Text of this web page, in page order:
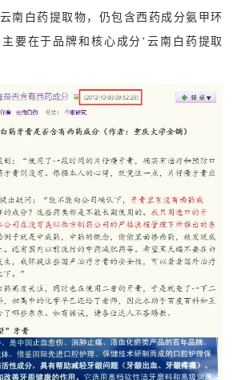
南白药提取物，仍包含西药成分氨甲环
要在于品牌和核心成分‘云南白药提取